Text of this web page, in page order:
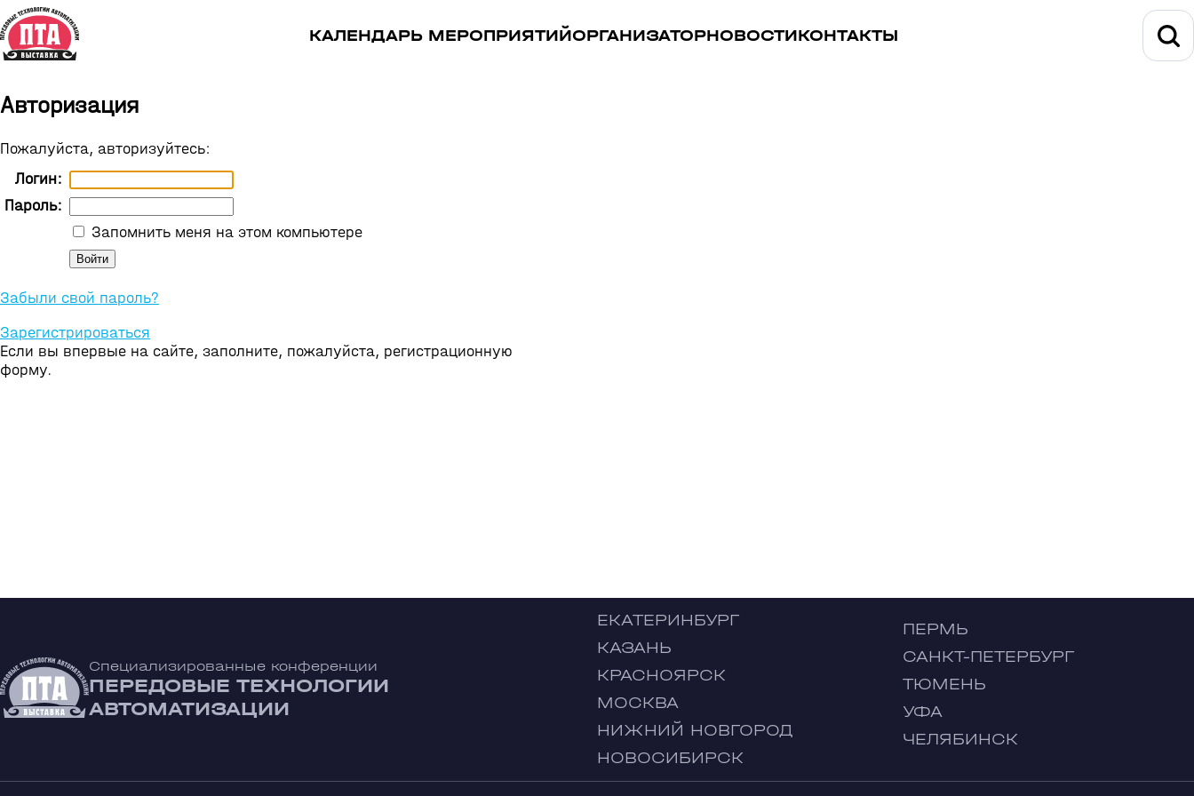
КАЛЕНДАРЬ МЕРОПРИЯТИЙОРГАНИЗАТОРНОВОСТИКОНТАКТЫ
Авторизация
Пожалуйста, авторизуйтесь:
Логин:
Пароль:
Запомнить меня на этом компьютере
Забыли свой пароль?
Зарегистрироваться
Если вы впервые на сайте, заполните, пожалуйста, регистрационную
форму.
Специализированные конференции
ПЕРЕДОВЫЕ ТЕХНОЛОГИИ
АВТОМАТИЗАЦИИ
ЕКАТЕРИНБУРГ
КАЗАНЬ
КРАСНОЯРСК
МОСКВА
НИЖНИЙ НОВГОРОД
НОВОСИБИРСК
ПЕРМЬ
САНКТ-ПЕТЕРБУРГ
ТЮМЕНЬ
УФА
ЧЕЛЯБИНСК